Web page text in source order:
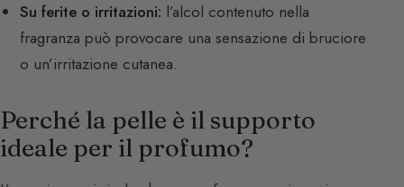
Su ferite o irritazioni: l’alcol contenuto nella
fragranza può provocare una sensazione di bruciore
o un’irritazione cutanea.
Perché la pelle è il supporto
ideale per il profumo?